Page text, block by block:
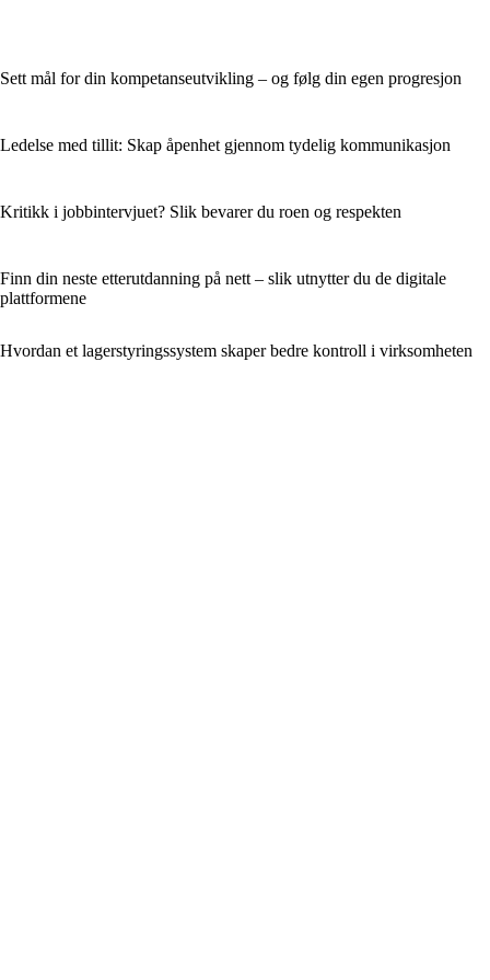
Sett mål for din kompetanseutvikling – og følg din egen progresjon
Ledelse med tillit: Skap åpenhet gjennom tydelig kommunikasjon
Kritikk i jobbintervjuet? Slik bevarer du roen og respekten
Finn din neste etterutdanning på nett – slik utnytter du de digitale
plattformene
Hvordan et lagerstyringssystem skaper bedre kontroll i virksomheten